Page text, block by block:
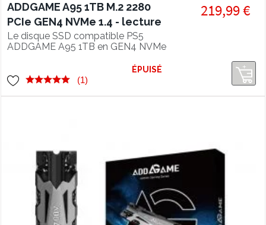
ADDGAME A95 1TB M.2 2280
PCIe GEN4 NVMe 1.4 - lecture
7300 Mo/s, SSD compatible PS5
Le disque SSD compatible PS5
ADDGAME A95 1TB en GEN4 NVMe
de 7300 Mo/s et un refroidissement
super efficace grâce à son heatsink
intégré.
219,99 €
(1)
ÉPUISÉ